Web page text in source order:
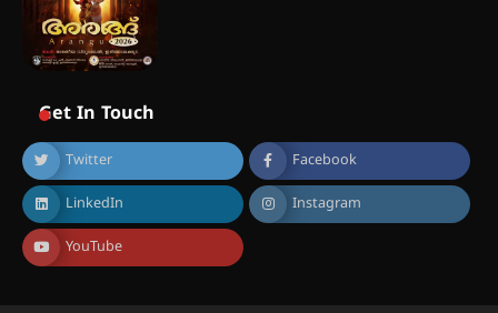
Get In Touch
Twitter Facebook
LinkedIn Instagram
YouTube